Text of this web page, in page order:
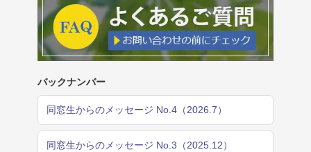
バックナンバー
同窓生からのメッセージ No.4（2026.7）
同窓生からのメッセージ No.3（2025.12）